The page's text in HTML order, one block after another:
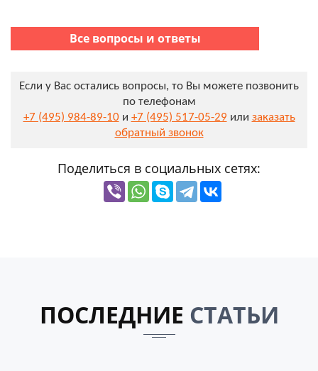
Все вопросы и ответы
Если у Вас остались вопросы, то Вы можете позвонить
по телефонам
+7 (495) 984-89-10и +7 (495) 517-05-29 или заказать
обратный звонок
Поделиться в социальных сетях:
ПОСЛЕДНИЕ СТАТЬИ